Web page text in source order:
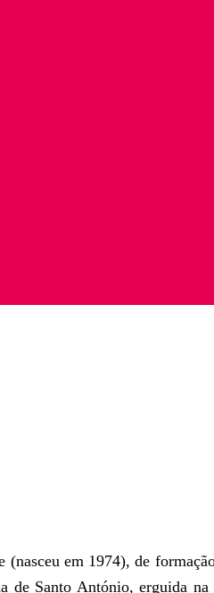
em 1974), de
de Santo António, erguida